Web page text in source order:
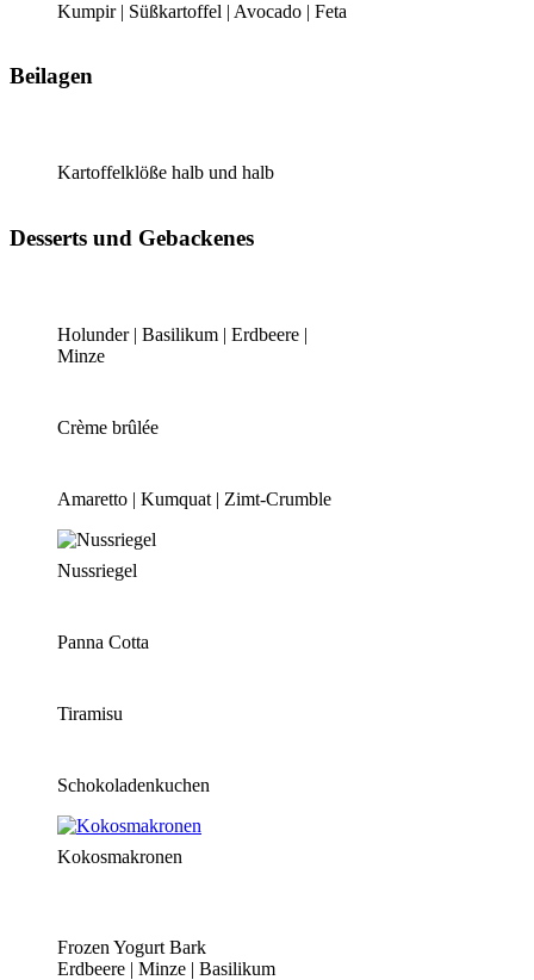
Kumpir | Süßkartoffel | Avocado | Feta
Beilagen
Kartoffelklöße halb und halb
Desserts und Gebackenes
Holunder | Basilikum | Erdbeere |
Minze
Crème brûlée
Amaretto | Kumquat | Zimt-Crumble
Nussriegel
Panna Cotta
Tiramisu
Schokoladenkuchen
Kokosmakronen
Frozen Yogurt Bark
Erdbeere | Minze | Basilikum